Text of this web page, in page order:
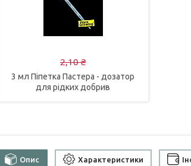
2,10 ₴
3 мл Піпетка Пастера - дозатор
для рідких добрив
Опис Характеристики